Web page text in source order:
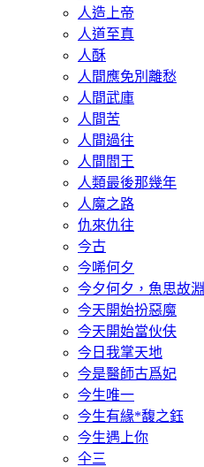
人造上帝
人道至真
人酥
人間應免別離愁
人間武庫
人間苦
人間過往
人間閻王
人類最後那幾年
人魔之路
仇來仇往
今古
今唏何夕
今夕何夕，魚思故淵
今天開始扮惡魔
今天開始當伙伕
今日我掌天地
今是醫師古爲妃
今生唯一
今生有緣*馥之鈺
今生遇上你
仐三